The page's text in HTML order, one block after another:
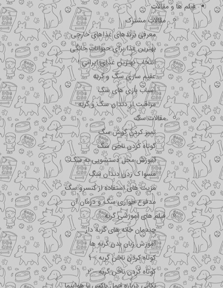
فیلم ها و مقالات
مقالات مشترک
معرفی برندهای غذاهای خارجی
بهترین غذا برای حیوانات خانگی
انتخاب بهترین غذای ایرانی !
عقیم سازی سگ و گربه
اسباب بازی های سگ
مراقبت از دندان سگ و گربه
مقالات سگ
تمیز کردن گوش سگ
کوتاه کردن ناخن سگ
آموزش محل دستشویی به سگ
مسواک زدن دندان سگ
مزیت های استفاده از کنسرو سگ
مدفوع خواری سگ و درمان آن
فیلم های آموزشی گربه
چیدمان خانه های گربه دار
آموزش زبان بدن گربه ها
کوتاه کردن ناخن گربه – 1
کوتاه کردن ناخن گربه – 2